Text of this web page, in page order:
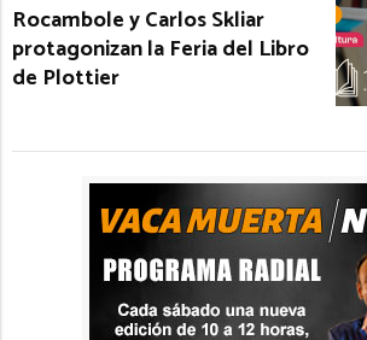
Rocambole y Carlos Skliar
protagonizan la Feria del Libro
de Plottier